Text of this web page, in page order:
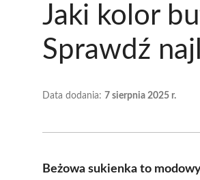
Jaki kolor
Sprawdź
Data dodania: 7 sierpnia 2025 r.
Beżowa sukienka to